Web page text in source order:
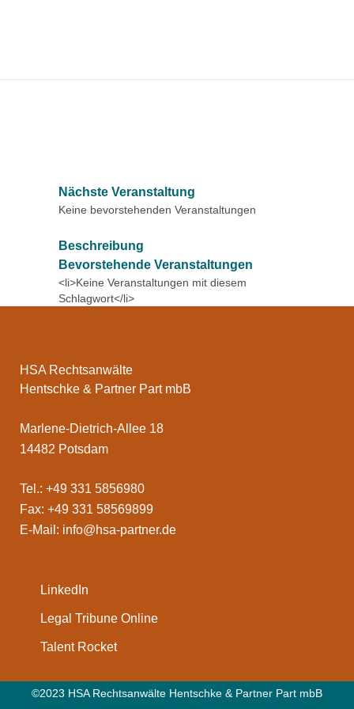
Nächste Veranstaltung
Keine bevorstehenden Veranstaltungen
Beschreibung
Bevorstehende Veranstaltungen
<li>Keine Veranstaltungen mit diesem
Schlagwort</li>
HSA Rechtsanwälte
Hentschke & Partner Part mbB
Marlene-Dietrich-Allee 18
14482 Potsdam
Tel.: +49 331 5856980
Fax: +49 331 58569899
E-Mail: info@hsa-partner.de
LinkedIn
Legal Tribune Online
Talent Rocket
©2023 HSA Rechtsanwälte Hentschke & Partner Part mbB